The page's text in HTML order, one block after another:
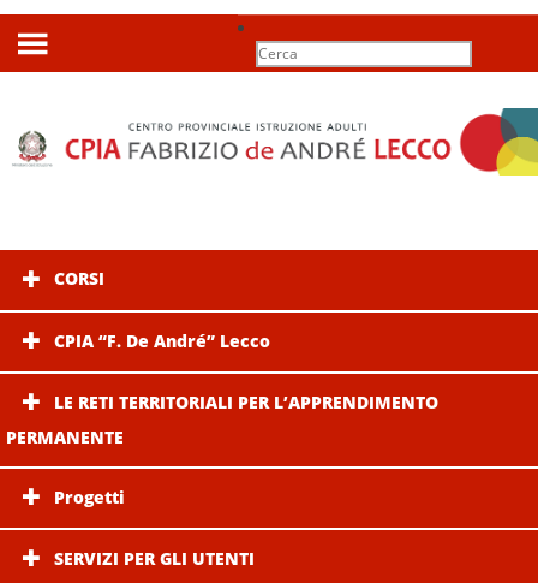
Search
for:
CORSI
CPIA “F. De André” Lecco
LE RETI TERRITORIALI PER L’APPRENDIMENTO
PERMANENTE
Progetti
SERVIZI PER GLI UTENTI